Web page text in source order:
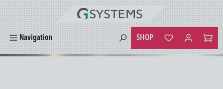
springen
Navigation SHOP
Du hast 0